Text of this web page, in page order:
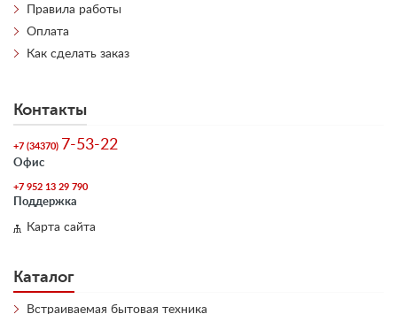
Правила работы
Оплата
Как сделать заказ
Контакты
+7 (34370) 7-53-22
Офис
+7 952 13 29 790
Поддержка
Карта сайта
Каталог
Встраиваемая бытовая техника